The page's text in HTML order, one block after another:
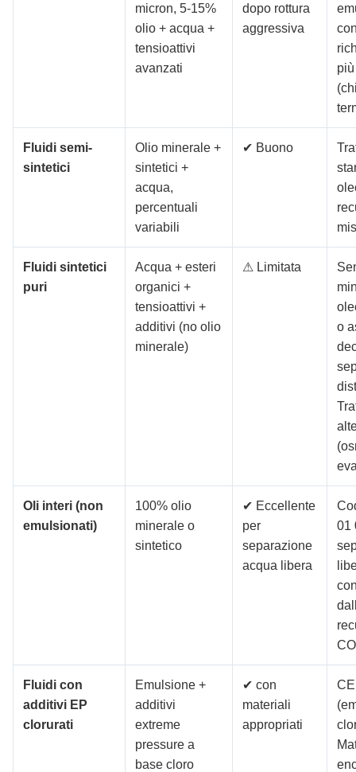
micron, 5-15%
olio + acqua +
tensioattivi
avanzati
dopo rottura
aggressiva
Fluidi semi-
sintetici
Olio minerale +
sintetici +
acqua,
percentuali
variabili
✔ Buono
Fluidi sintetici
puri
Acqua + esteri
organici +
tensioattivi +
additivi (no olio
minerale)
⚠ Limitata
o
Oli interi (non
emulsionati)
100% olio
minerale o
sintetico
✔ Eccellente
per
separazione
acqua libera
01
Fluidi con
additivi EP
clorurati
Emulsione +
additivi
extreme
pressure a
base cloro
✔ con
materiali
appropriati